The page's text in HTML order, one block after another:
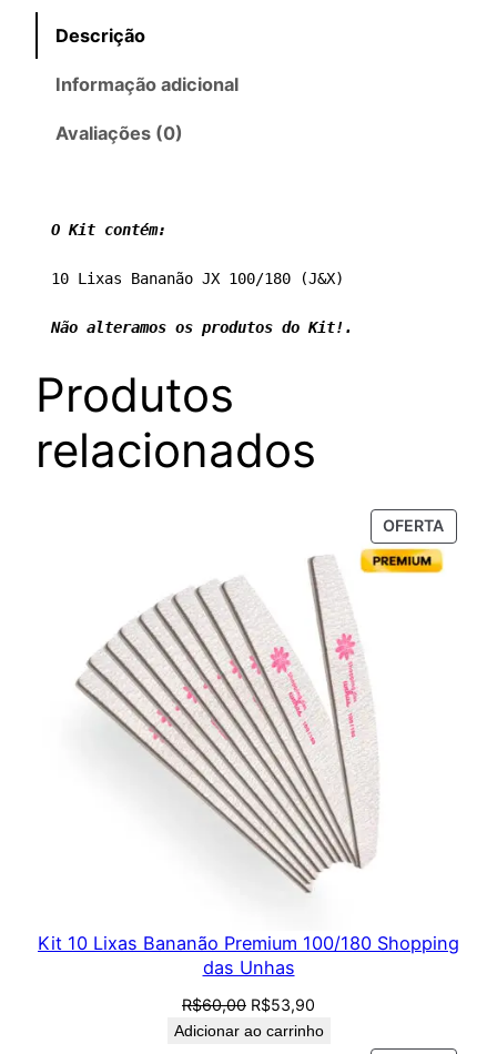
Descrição
Informação adicional
Avaliações (0)
O Kit contém:
10 Lixas Bananão JX 100/180 (J&X)
Não alteramos os produtos do Kit!.
Produtos
relacionados
OFERTA
EM
Kit 10 Lixas Bananão Premium 100/180 Shopping
das Unhas
R$60,00 O
preço
R$53,90
preço
Adicionar ao carrinho